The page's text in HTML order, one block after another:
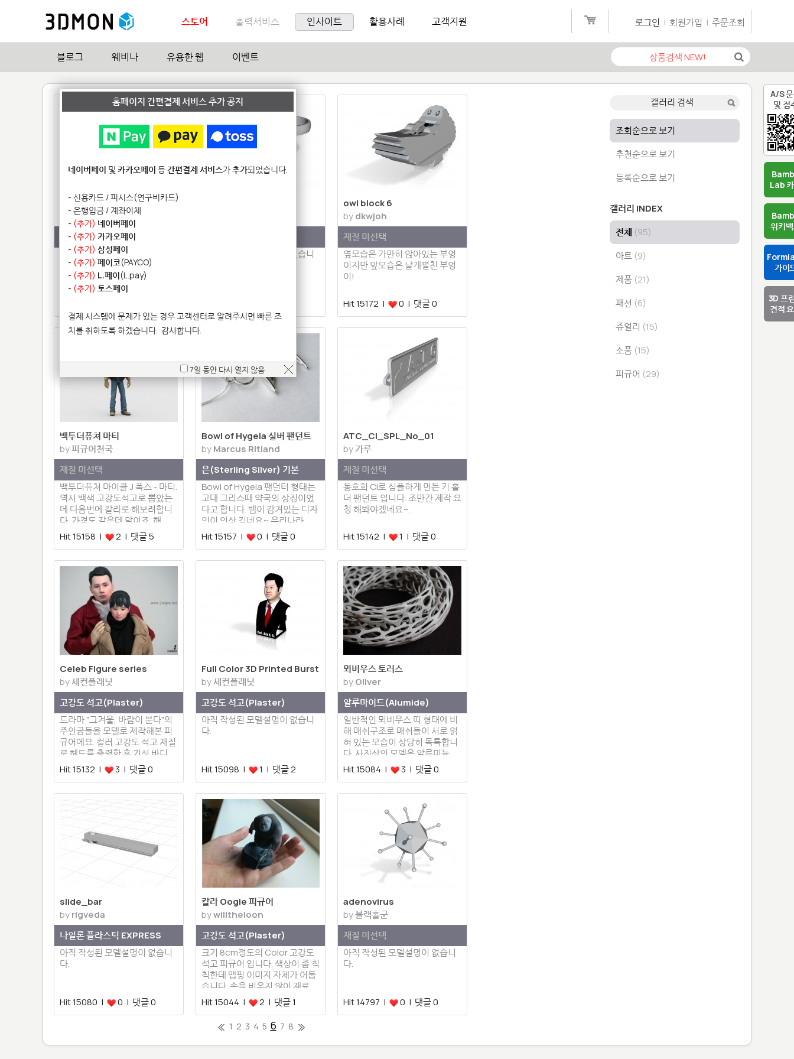
A/S
및 접
Lab
위키
가이
3D 프
견적
스토어 출력서비스 인사이트 활용사례 고객지원 로그인 | 회원가입 | 주문조회
블로그 웨비나 유용한 웹 이벤트
Celeb Figure series
세컨플래닛
재질 미선택
세컨플래닛에서 제작한 피규어
헤드 제품입니다. 고강도 석고(컬
러) 재질로 출력한 12인치 피규
어용 헤드입니다.
아직 작성된 모델설명이 없습니
owl block 6
bydkwjoh
재질 미선택
옆모습은 가만히 앉아있는 부엉
이지만 앞모습은 날개펼친 부엉
이!
Hit 15172 | 0 | 댓글 0
백투더퓨쳐 마티
by피규어천국
재질 미선택
백투더퓨쳐 마이클 J 폭스 - 마티.
역시 백색 고강도석고로 뽑았는
데 다음번에 칼라로 해보려합니
다. 가격도 같은데 말이죠. 해…
Hit 15158 |
2 | 댓글 5
Bowl of Hygeia 실버 팬던트
byMarcus Ritland
은(Sterling Silver) 기본
Bowl of Hygeia 팬던터 형태는
고대 그리스때 약국의 상징이었
다고 합니다. 뱀이 감겨있는 디자
인이 인상 깊네요~ 우리나라…
Hit 15157 |
0 | 댓글 0
ATC_CI_SPL_No_01
by가루
재질 미선택
동호회 CI로 심플하게 만든 키 홀
더 팬던트 입니다. 조만간 제작 요
청 해봐야겠네요~.
Hit 15142 | 1 | 댓글 0
Celeb Figure series
by세컨플래닛
고강도 석고(Plaster)
드라마 "그겨울, 바람이 분다"의
주인공들을 모델로 제작해본 피
규어에요. 컬러 고강도 석고 재질
로 헤드를 출력한 후 기성 바디…
Hit 15132 |
3 | 댓글 0
Full Color 3D Printed Burst
Figure
by세컨플래닛
고강도 석고(Plaster)
아직 작성된 모델설명이 없습니
다.
Hit 15098 | 1 | 댓글 2
뫼비우스 토러스
byOliver
알루마이드(Alumide)
일반적인 뫼비우스 띠 형태에 비
해 매쉬구조로 매쉬들이 서로 얽
혀 있는 모습이 상당히 독특합니
다. 사진상의 모델은 알루미늄…
Hit 15084 |
3 | 댓글 0
slide_bar
byrigveda
나일론 플라스틱 EXPRESS
아직 작성된 모델설명이 없습니
다.
Hit 15080 | 0 | 댓글 0
칼라 Oogle 피규어
bywilltheloon
고강도 석고(Plaster)
크기 8cm정도의 Color 고강도
석고 피규어 입니다. 색상이 좀 칙
칙한데 맵핑 이미지 자체가 어둡
습니다. 속을 비우지 않아 재료
사…
Hit 15044 | 2 | 댓글 1
adenovirus
by블랙홀군
재질 미선택
아직 작성된 모델설명이 없습니
다.
Hit 14797 | 0 | 댓글 0
1 2 3 4 5 6 7 8
조회순으로 보기
추천순으로 보기
등록순으로 보기
갤러리 INDEX
전체 (95)
아트 (9)
제품 (21)
패션 (6)
쥬얼리 (15)
소품 (15)
피규어 (29)
홈페이지 간편결제 서비스 추가 공지
네이버페이 및 카카오페이 등간편결제 서비스가추가되었습니다.
- 신용카드 / 피시스(연구비카드)
- 은행입금 / 계좌이체
- (추가) 네이버페이
- (추가) 카카오페이
- (추가) 삼성페이
- (추가) 페이코(PAYCO)
- (추가) L.페이(L.pay)
- (추가) 토스페이
결제 시스템에 문제가 있는 경우 고객센터로 알려주시면 빠른 조
치를 취하도록 하겠습니다. 감사합니다.
7일 동안 다시 열지 않음